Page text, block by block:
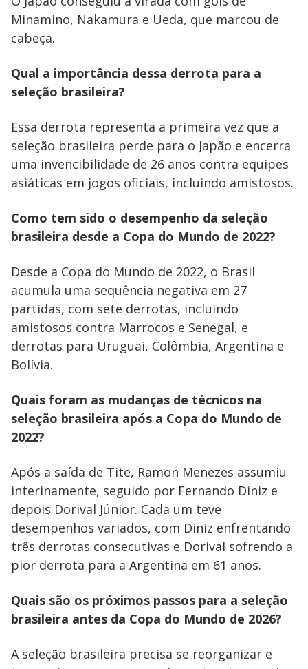
Minamino, Nakamura e Ueda, que marcou de
cabeça.
Qual a importância dessa derrota para a
seleção brasileira?
Essa derrota representa a primeira vez que a
seleção brasileira perde para o Japão e encerra
uma invencibilidade de 26 anos contra equipes
asiáticas em jogos oficiais, incluindo amistosos.
Como tem sido o desempenho da seleção
brasileira desde a Copa do Mundo de 2022?
Desde a Copa do Mundo de 2022, o Brasil
acumula uma sequência negativa em 27
partidas, com sete derrotas, incluindo
amistosos contra Marrocos e Senegal, e
derrotas para Uruguai, Colômbia, Argentina e
Bolívia.
Quais foram as mudanças de técnicos na
seleção brasileira após a Copa do Mundo de
2022?
Após a saída de Tite, Ramon Menezes assumiu
interinamente, seguido por Fernando Diniz e
depois Dorival Júnior. Cada um teve
desempenhos variados, com Diniz enfrentando
três derrotas consecutivas e Dorival sofrendo a
pior derrota para a Argentina em 61 anos.
Quais são os próximos passos para a seleção
brasileira antes da Copa do Mundo de 2026?
A seleção brasileira precisa se reorganizar e